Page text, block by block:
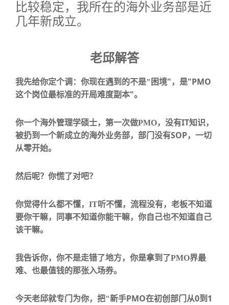
比较稳定，我所在的海外业务部是近
几年新成立。
老邱解答
我先给你定个调： 你现在遇到的不是" 困境"，是"PMO
这个岗位最标准的开局难度副本"。
你一个海外管理学硕士，第一次做PMO，没有IT知识，
被扔到一个新成立的海外业务部，部门没有SOP，一切
从零开始。
然后呢？你慌了对吧？
你觉得什么都不懂， IT听不懂，流程没有，老板不知道
要你干嘛，同事不知道你能干嘛，你自己也不知道自己
该干嘛。
我告诉你， 你不是走错了地方，你是拿到了PMO界最
难、也最值钱的那张入场券。
今天老邱就专门为你，把"新手PMO在初创部门从0到 1